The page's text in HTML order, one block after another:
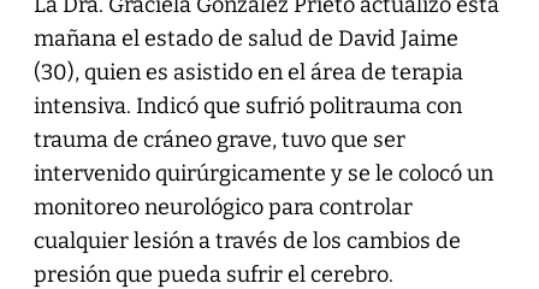
mañana el estado de salud de David Jaime
(30), quien es asistido en el área de terapia
intensiva. Indicó que sufrió politrauma con
trauma de cráneo grave, tuvo que ser
intervenido quirúrgicamente y se le colocó un
monitoreo neurológico para controlar
cualquier lesión a través de los cambios de
presión que pueda sufrir el cerebro.